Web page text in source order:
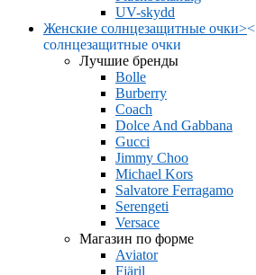
UV-skydd
Женские солнцезащитные очки><
солнцезащитные очки
Лучшие бренды
Bolle
Burberry
Coach
Dolce And Gabbana
Gucci
Jimmy Choo
Michael Kors
Salvatore Ferragamo
Serengeti
Versace
Магазин по форме
Aviator
Fjäril